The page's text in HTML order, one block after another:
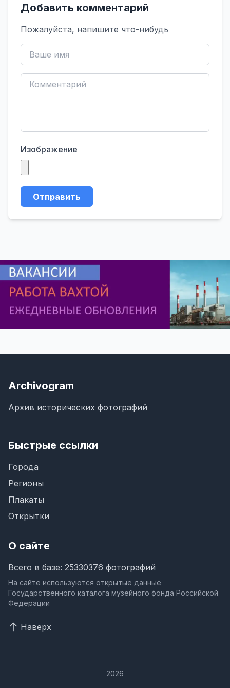
Добавить комментарий
Пожалуйста, напишите что-нибудь
Изображение
Отправить
Archivogram
Архив исторических фотографий
Быстрые ссылки
Города
Регионы
Плакаты
Открытки
О сайте
Всего в базе: 25330376 фотографий
На сайте используются открытые данные
Государственного каталога музейного фонда Российской
Федерации
Наверх
2026